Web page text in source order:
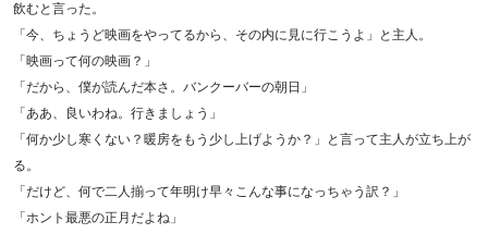
飲むと言った。
「今、ちょうど映画をやってるから、その内に見に行こうよ」と主人。
「映画って何の映画？」
「だから、僕が読んだ本さ。バンクーバーの朝日」
「ああ、良いわね。行きましょう」
「何か少し寒くない？暖房をもう少し上げようか？」と言って主人が立ち上が
る。
「だけど、何で二人揃って年明け早々こんな事になっちゃう訳？」
「ホント最悪の正月だよね」